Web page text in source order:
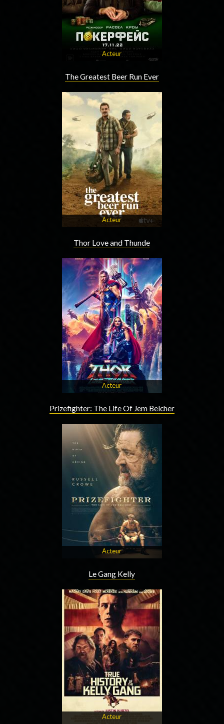
Acteur
The Greatest Beer Run Ever
Acteur
Thor Love and Thunde
Acteur
Prizefighter: The Life Of Jem Belcher
Acteur
Le Gang Kelly
Acteur